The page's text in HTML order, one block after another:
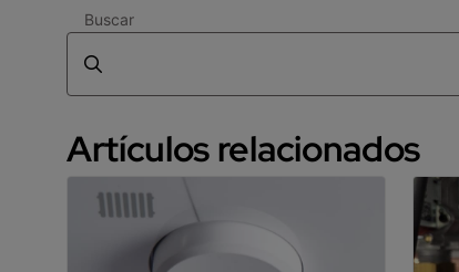
Buscar
Artículos relacionados